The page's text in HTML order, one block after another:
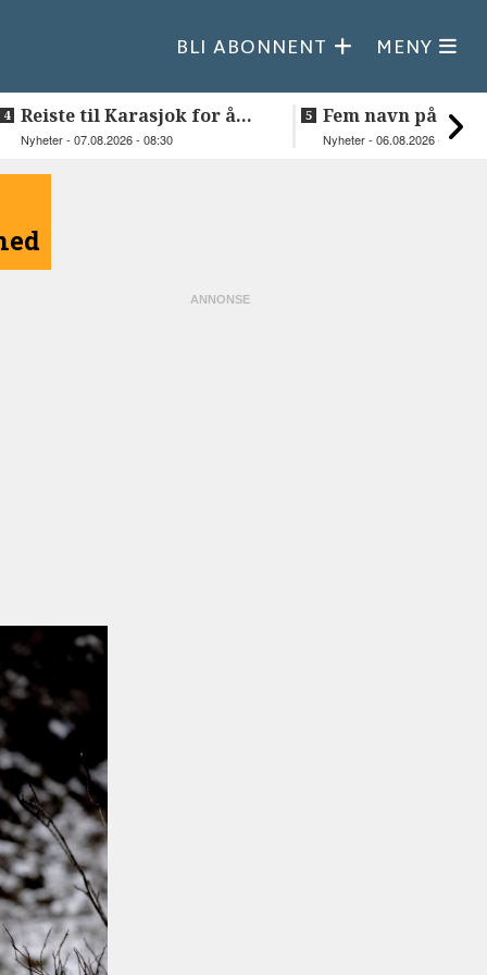
BLI ABONNENT MENY
Reiste til Karasjok for å
vie Ellen og Johan Anders
Nyheter - 07.08.2026 - 08:30
Fem navn på
til toppjobben i
Nyheter - 06.08.2026 - 15:03